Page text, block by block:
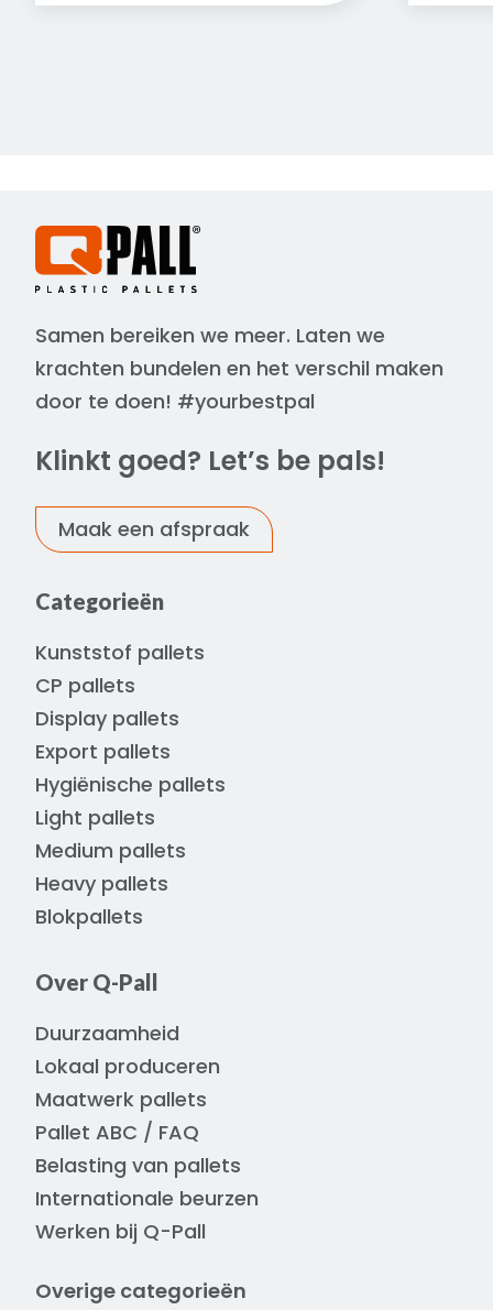
Samen bereiken we meer. Laten we
krachten bundelen en het verschil maken
door te doen! #yourbestpal
Klinkt goed? Let’s be pals!
Maak een afspraak
Categorieën
Kunststof pallets
CP pallets
Display pallets
Export pallets
Hygiënische pallets
Light pallets
Medium pallets
Heavy pallets
Blokpallets
Over Q-Pall
Duurzaamheid
Lokaal produceren
Maatwerk pallets
Pallet ABC / FAQ
Belasting van pallets
Internationale beurzen
Werken bij Q-Pall
Overige categorieën